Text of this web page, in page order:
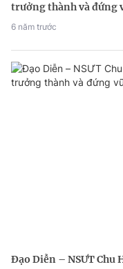
trưởng thành và đứng
6 năm trước
Đạo Diễn – NSƯT Chu